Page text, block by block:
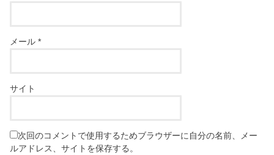
メール*
サイト
次回のコメントで使用するためブラウザーに自分の名前、メー
ルアドレス、サイトを保存する。